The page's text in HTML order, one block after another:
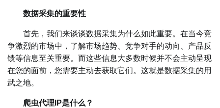
数据采集的重要性
首先，我们来谈谈数据采集为什么如此重要。在当今竞
争激烈的市场中，了解市场趋势、竞争对手的动向、产品反
馈等信息至关重要。而这些信息大多数时候并不会主动呈现
在您的面前，您需要主动去获取它们。这就是数据采集的用
武之地。
爬虫代理IP是什么？